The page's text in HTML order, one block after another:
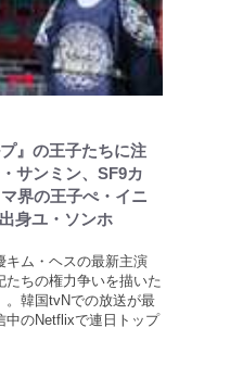
』の王子たちに注
サンミン、SF9カ
界の王子ぺ・イニ
身ユ・ソンホ
キム・ヘスの最新主演
ちの権力争いを描いた
。韓国tvNでの放送が最
中のNetflixで連日トップ